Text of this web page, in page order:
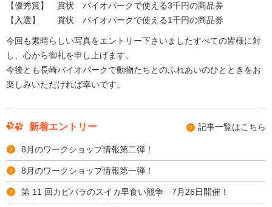
【優秀賞】 賞状 バイオパークで使える3千円の商品券
【入選】 賞状 バイオパークで使える1千円の商品券
今回も素晴らしい写真をエントリー下さいましたすべての皆様に対
し、心から御礼を申し上げます。
今後とも長崎バイオパークで動物たちとのふれあいのひとときをお
楽しみいただければ幸いです。
新着エントリー 記事⼀覧はこちら
8月のワークショップ情報第二弾！
8月のワークショップ情報第一弾！
第 11 回カピバラのスイカ早食い競争 7月26日開催！